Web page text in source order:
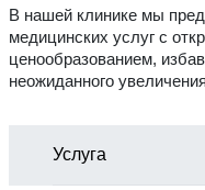
В нашей клинике мы
медицинских услуг с
ценообразованием,
неожиданного
Услуга